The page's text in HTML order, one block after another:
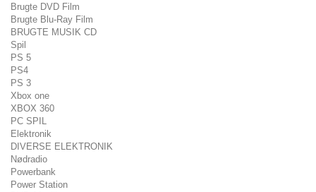
Brugte DVD Film
Brugte Blu-Ray Film
BRUGTE MUSIK CD
Spil
PS 5
PS4
PS 3
Xbox one
XBOX 360
PC SPIL
Elektronik
DIVERSE ELEKTRONIK
Nødradio
Powerbank
Power Station